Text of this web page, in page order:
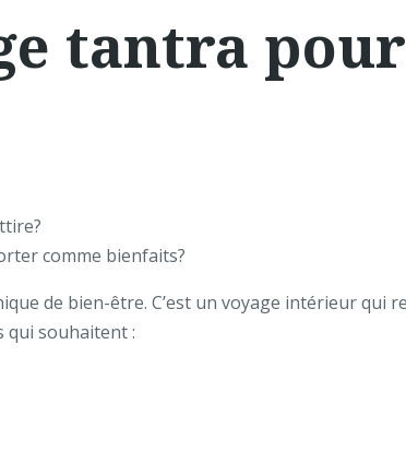
tantra pour
comme bienfaits?
de bien-être. C’est un voyage intérieur qui
qui souhaitent :